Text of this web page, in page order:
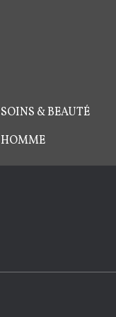
SOINS & BEAUTÉ
HOMME